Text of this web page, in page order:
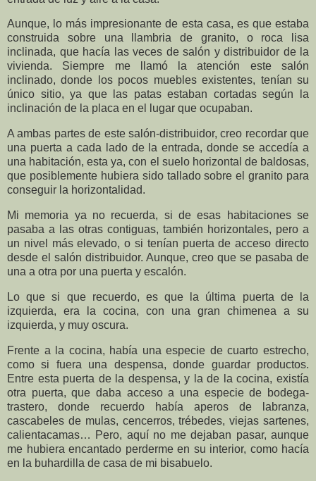
Aunque, lo más impresionante de esta casa, es que estaba
construida sobre una llambria de granito, o roca lisa
inclinada, que hacía las veces de salón y distribuidor de la
vivienda. Siempre me llamó la atención este salón
inclinado, donde los pocos muebles existentes, tenían su
único sitio, ya que las patas estaban cortadas según la
inclinación de la placa en el lugar que ocupaban.
A ambas partes de este salón-distribuidor, creo recordar que
una puerta a cada lado de la entrada, donde se accedía a
una habitación, esta ya, con el suelo horizontal de baldosas,
que posiblemente hubiera sido tallado sobre el granito para
conseguir la horizontalidad.
Mi memoria ya no recuerda, si de esas habitaciones se
pasaba a las otras contiguas, también horizontales, pero a
un nivel más elevado, o si tenían puerta de acceso directo
desde el salón distribuidor. Aunque, creo que se pasaba de
una a otra por una puerta y escalón.
Lo que si que recuerdo, es que la última puerta de la
izquierda, era la cocina, con una gran chimenea a su
izquierda, y muy oscura.
Frente a la cocina, había una especie de cuarto estrecho,
como si fuera una despensa, donde guardar productos.
Entre esta puerta de la despensa, y la de la cocina, existía
otra puerta, que daba acceso a una especie de bodega-
trastero, donde recuerdo había aperos de labranza,
cascabeles de mulas, cencerros, trébedes, viejas sartenes,
calientacamas… Pero, aquí no me dejaban pasar, aunque
me hubiera encantado perderme en su interior, como hacía
en la buhardilla de casa de mi bisabuelo.